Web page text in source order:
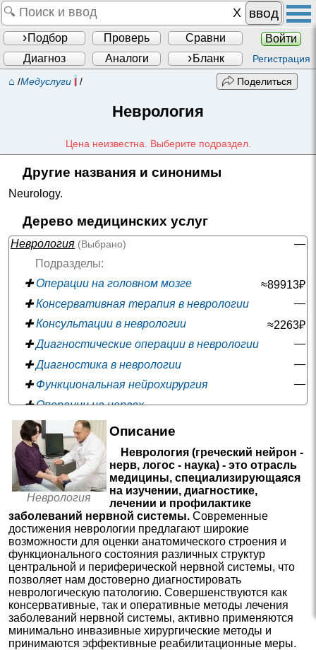
ввод
Подбор Проверь Сравни
Войти
Диагноз
Аналоги Бланк Регистрация
⌂ /Медуслуги / Поделиться
Неврология
Цена неизвестна. Выберите подраздел.
Другие названия и синонимы
Neurology.
Дерево медицинских услуг
Неврология (Выбрано)
—
Подразделы:
✚Операции на головном мозге
≈89913₽
✚Консервативная терапия в неврологии
—
✚Консультации в неврологии
≈2263₽
✚Диагностические операции в неврологии
—
✚Диагностика в неврологии
—
✚Функциональная нейрохирургия
—
✚Операции на нервах
—
✚Операции на мягких тканях головы
✚Операции на черепе
≈67788₽
✚Сомнология
—
✚Операции на спинном мозге
—
Операции на позвоночнике
✚Лечебные блокады в неврологии
Неврология
Описание
Неврология (греческий нейрон -
нерв, логос - наука) - это отрасль
медицины, специализирующаяся
на изучении, диагностике,
лечении и профилактике
заболеваний нервной системы.Современные
достижения неврологии предлагают широкие
возможности для оценки анатомического строения и
функционального состояния различных структур
центральной и периферической нервной системы, что
позволяет нам достоверно диагностировать
неврологическую патологию. Совершенствуются как
консервативные, так и оперативные методы лечения
заболеваний нервной системы, активно применяются
минимально инвазивные хирургические методы и
принимаются эффективные реабилитационные меры.